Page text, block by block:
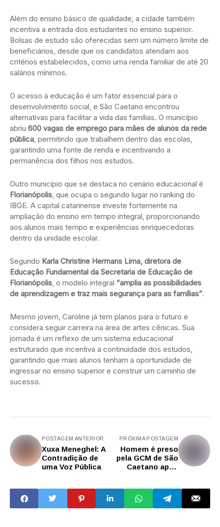
Além do ensino básico de qualidade, a cidade também
incentiva a entrada dos estudantes no ensino superior.
Bolsas de estudo são oferecidas sem um número limite de
beneficiários, desde que os candidatos atendam aos
critérios estabelecidos, como uma renda familiar de até 20
salários mínimos.
O acesso à educação é um fator essencial para o
desenvolvimento social, e São Caetano encontrou
alternativas para facilitar a vida das famílias. O município
abriu 600 vagas de emprego para mães de alunos da rede
pública, permitindo que trabalhem dentro das escolas,
garantindo uma fonte de renda e incentivando a
permanência dos filhos nos estudos.
Outro município que se destaca no cenário educacional é
Florianópolis, que ocupa o segundo lugar no ranking do
IBGE. A capital catarinense investe fortemente na
ampliação do ensino em tempo integral, proporcionando
aos alunos mais tempo e experiências enriquecedoras
dentro da unidade escolar.
Segundo Karla Christine Hermans Lima, diretora de
Educação Fundamental da Secretaria de Educação de
Florianópolis, o modelo integral “amplia as possibilidades
de aprendizagem e traz mais segurança para as famílias”.
Mesmo jovem, Caroline já tem planos para o futuro e
considera seguir carreira na área de artes cênicas. Sua
jornada é um reflexo de um sistema educacional
estruturado que incentiva a continuidade dos estudos,
garantindo que mais alunos tenham a oportunidade de
ingressar no ensino superior e construir um caminho de
sucesso.
POSTAGEM ANTERIOR
Xuxa Meneghel: A
Contradição de
uma Voz Pública
PRÓXIMA POSTAGEM
Homem é preso
pela GCM de São
Caetano após